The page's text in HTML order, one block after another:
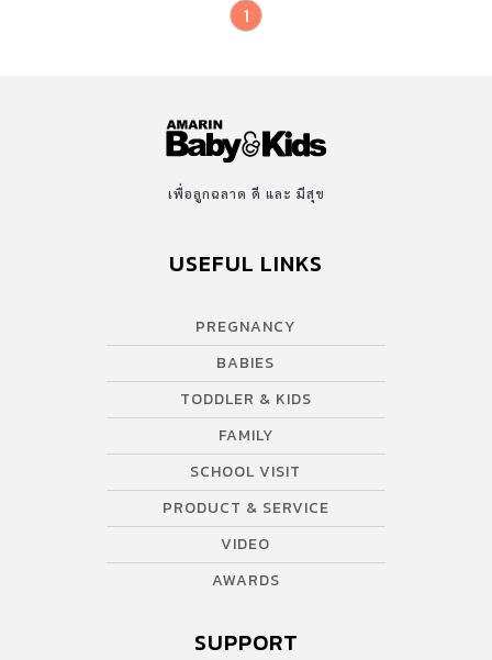
1
เพื่อลูกฉลาด ดี และ มีสุข
USEFUL LINKS
PREGNANCY
BABIES
TODDLER & KIDS
FAMILY
SCHOOL VISIT
PRODUCT & SERVICE
VIDEO
AWARDS
SUPPORT